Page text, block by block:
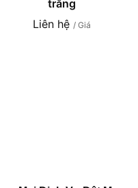
trắng
Liên hệ / Giá